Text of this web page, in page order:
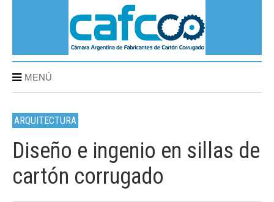
MENÚ
ARQUITECTURA
Diseño e ingenio en sillas de
cartón corrugado